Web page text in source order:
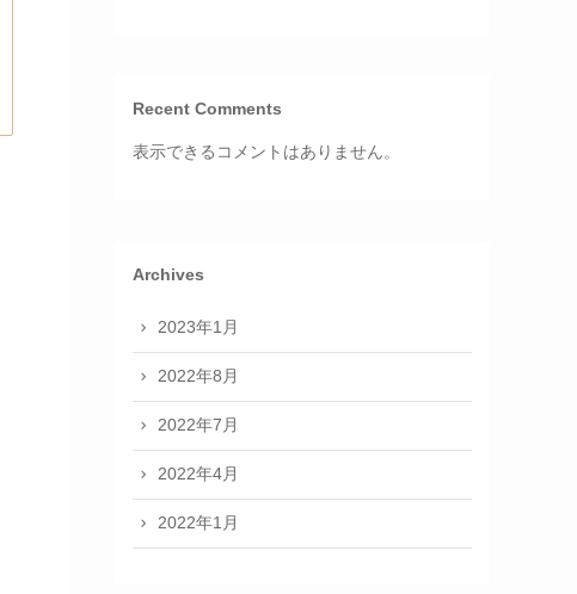
Recent Comments
表示できるコメントはありません。
Archives
2023年1月
2022年8月
2022年7月
2022年4月
2022年1月